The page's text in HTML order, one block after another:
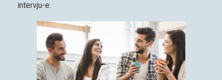
intervju-e.